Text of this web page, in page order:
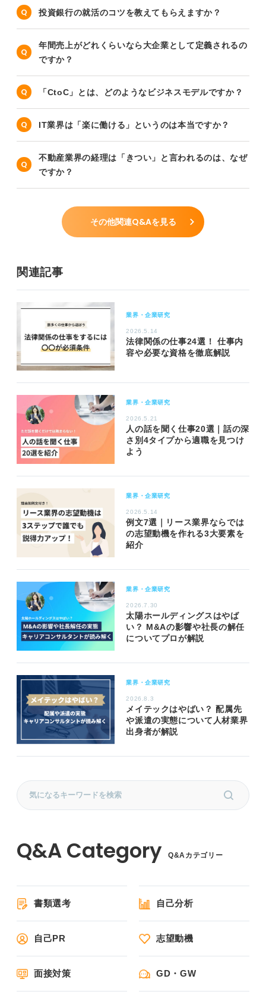
投資銀行の就活のコツを教えてもらえますか？
年間売上がどれくらいなら大企業として定義されるの
ですか？
「CtoC」とは、どのようなビジネスモデルですか？
IT業界は「楽に働ける」というのは本当ですか？
不動産業界の経理は「きつい」と言われるのは、なぜ
ですか？
その他関連Q&Aを見る
関連記事
業界・企業研究
2026.5.14
法律関係の仕事24選！ 仕事内
容や必要な資格を徹底解説
業界・企業研究
2026.5.21
人の話を聞く仕事20選｜話の深
さ別4タイプから適職を見つけ
よう
業界・企業研究
2026.5.14
例文7選｜リース業界ならでは
の志望動機を作れる3大要素を
紹介
業界・企業研究
2026.7.30
太陽ホールディングスはやば
い？ M&Aの影響や社長の解任
についてプロが解説
業界・企業研究
2026.8.3
メイテックはやばい？ 配属先
や派遣の実態について人材業界
出身者が解説
Q&Aカテゴリー
書類選考 自己分析
自己PR 志望動機
面接対策 GD・GW